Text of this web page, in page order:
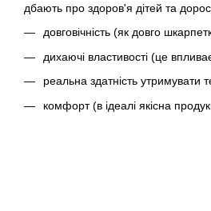
дбають про здоров'я дітей та
довговічність (як довго
дихаючі властивості (це
реальна здатність утримувати
комфорт (в ідеалі якісна